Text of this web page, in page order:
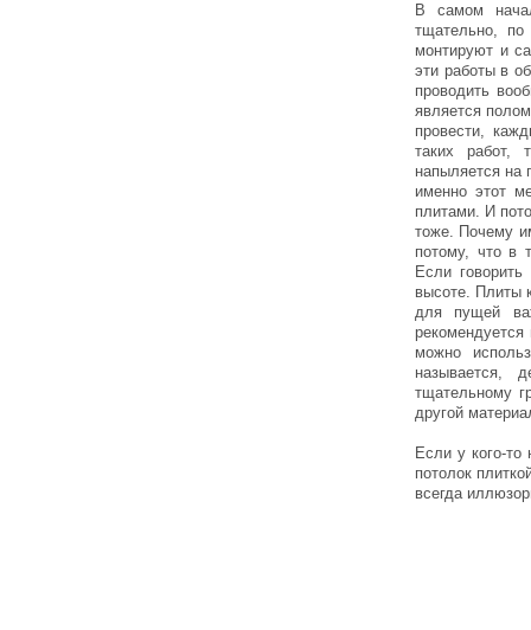
В самом
тщательно,
монтируют и
эти работы в
проводить
является
провести,
таких работ,
напыляется на
именно этот
плитами. И
тоже. Почему
потому, что в
Если
высоте. Плиты
для пущей
рекомендуется
можно
называется,
тщательному
другой
Если у кого-
потолок
всегда